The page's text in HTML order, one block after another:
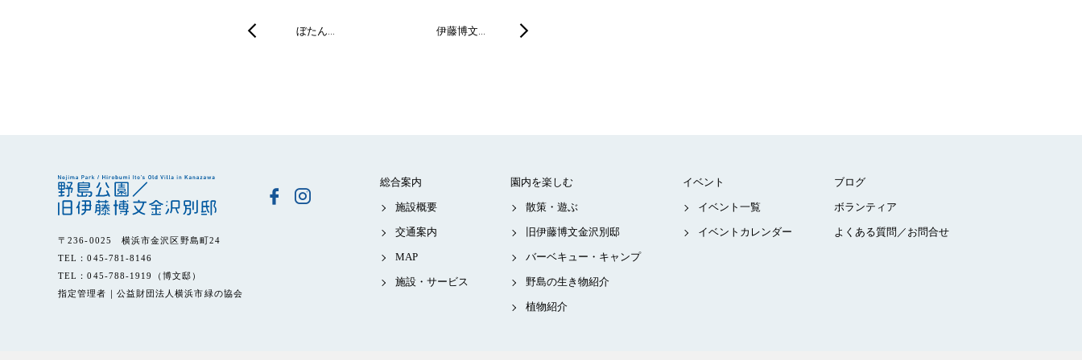
ぼたん… 伊藤博文…
〒236-0025 横浜市金沢区野島町24
TEL：045-781-8146
TEL：045-788-1919（博文邸）
指定管理者｜公益財団法人横浜市緑の協会
総合案内
施設概要
交通案内
MAP
施設・サービス
園内を楽しむ
散策・遊ぶ
旧伊藤博文金沢別邸
バーベキュー・キャンプ
野島の生き物紹介
植物紹介
イベント
イベント一覧
イベントカレンダー
ブログ
ボランティア
よくある質問／お問合せ